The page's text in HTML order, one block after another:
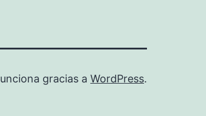
gracias a WordPress.